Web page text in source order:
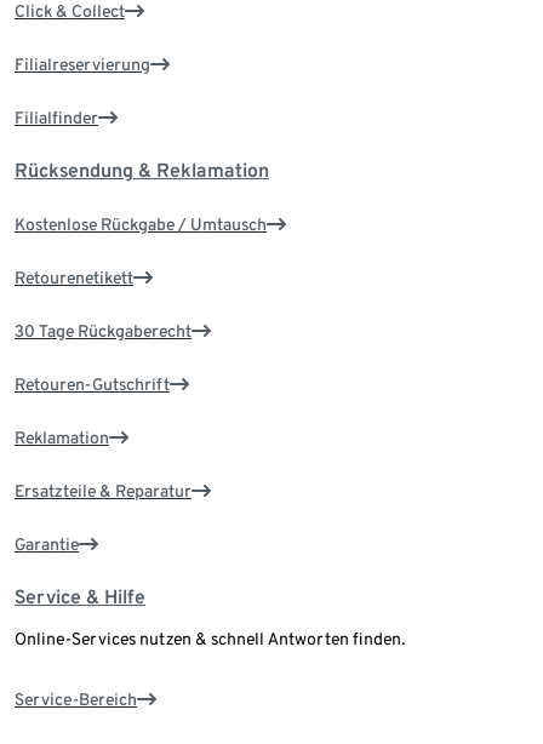
Click & Collect
Filialreservierung
Filialfinder
Rücksendung & Reklamation
Kostenlose Rückgabe / Umtausch
Retourenetikett
30 Tage Rückgaberecht
Retouren-Gutschrift
Reklamation
Ersatzteile & Reparatur
Garantie
Service & Hilfe
Online-Services nutzen & schnell Antworten finden.
Service-Bereich